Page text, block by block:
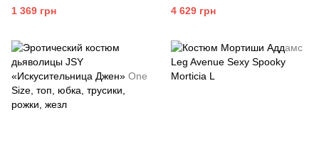
One Size, боди, чулки, пояс,
шапочка
1 369 грн
Kitty S, перчатки, комбинезон,
4 629 грн